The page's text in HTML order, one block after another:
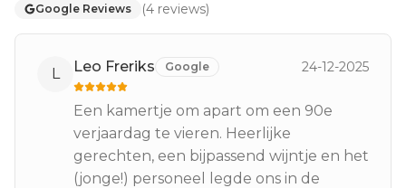
Google Reviews (4 reviews)
L Leo Freriks Google 24-12-2025
Een kamertje om apart om een 90e
verjaardag te vieren. Heerlijke
gerechten, een bijpassend wijntje en het
(jonge!) personeel legde ons in de